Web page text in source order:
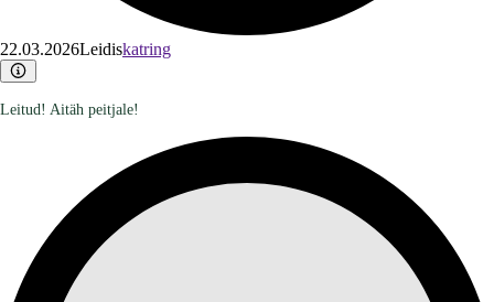
22.03.2026Leidiskatring
Leitud! Aitäh peitjale!